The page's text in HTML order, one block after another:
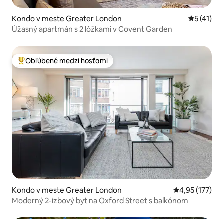
Kondo v meste Greater London
5 (41)
Úžasný apartmán s 2 lôžkami v Covent Garden
Najobľúbenejšie medzi hosťami
Obľúbené medzi hosťami
Kondo v meste Greater London Priemerné
4,95 (177)
Moderný 2-izbový byt na Oxford Street s balkónom